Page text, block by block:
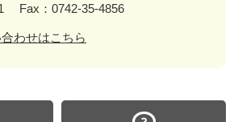
Fax：0742-35-4856
わせはこちら